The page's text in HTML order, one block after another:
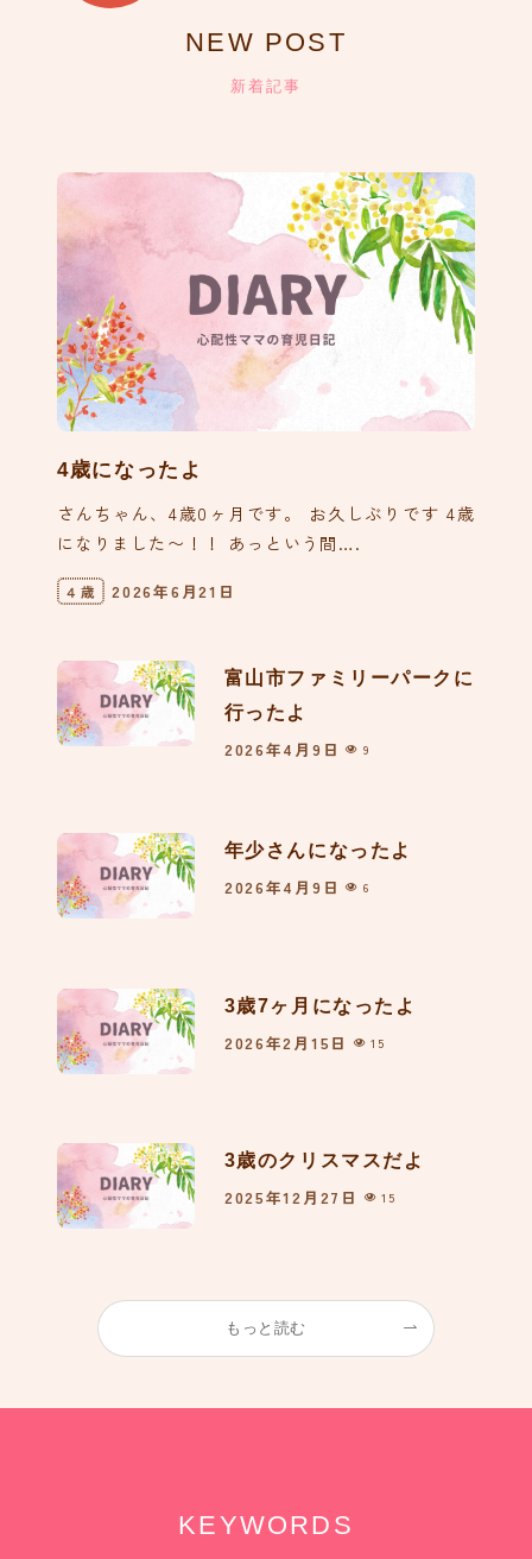
NEW POST
新着記事
4歳になったよ
さんちゃん、4歳0ヶ月です。 お久しぶりです 4歳
になりました〜！！ あっという間….
2026年6月21日
４歳
富山市ファミリーパークに
行ったよ
2026年4月9日 9
年少さんになったよ
2026年4月9日 6
3歳7ヶ月になったよ
2026年2月15日 15
3歳のクリスマスだよ
2025年12月27日 15
もっと読む
KEYWORDS